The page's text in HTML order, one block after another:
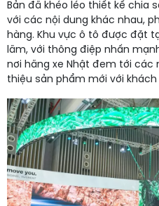
Bản đã khéo léo thiết kế chia
với các nội dung khác nhau,
hàng. Khu vực ô tô được đặt
lãm, với thông điệp nhấn
nơi hãng xe Nhật đem tới các
thiệu sản phẩm mới với